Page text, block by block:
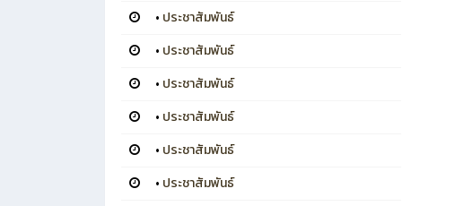
• ประชาสัมพันธ์
• ประชาสัมพันธ์
• ประชาสัมพันธ์
• ประชาสัมพันธ์
• ประชาสัมพันธ์
• ประชาสัมพันธ์